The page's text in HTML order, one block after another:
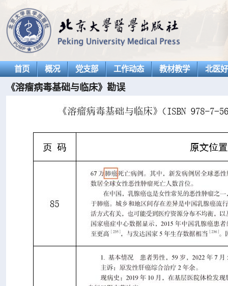
首页 概况 党支部 工作动态 教材教学 北医
《溶瘤病毒基础与临床》勘误